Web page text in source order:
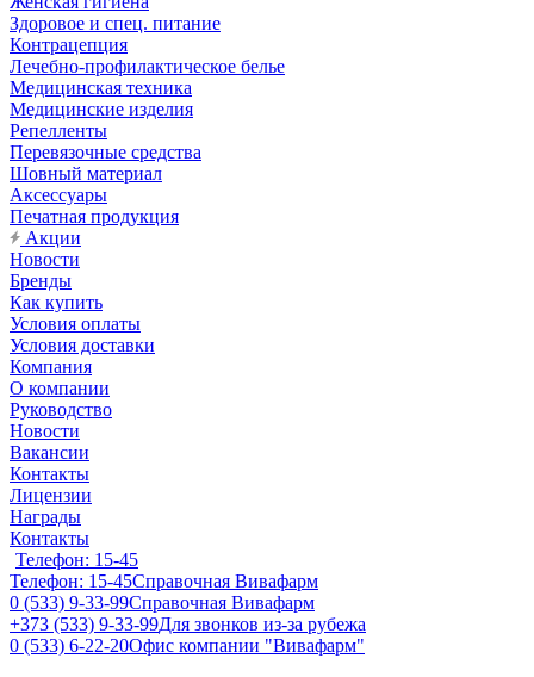
Здоровое и спец. питание
Контрацепция
Лечебно-профилактическое белье
Медицинская техника
Медицинские изделия
Репелленты
Перевязочные средства
Шовный материал
Аксессуары
Печатная продукция
Акции
Новости
Бренды
Как купить
Условия оплаты
Условия доставки
Компания
О компании
Руководство
Новости
Вакансии
Контакты
Лицензии
Награды
Контакты
Телефон: 15-45
Телефон: 15-45Справочная Вивафарм
0 (533) 9-33-99Справочная Вивафарм
+373 (533) 9-33-99Для звонков из-за рубежа
0 (533) 6-22-20Офис компании "Вивафарм"